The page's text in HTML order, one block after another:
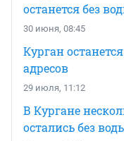
останется без
30 июня, 08:45
Курган
адресов
29 июля, 11:12
В Кургане
остались без